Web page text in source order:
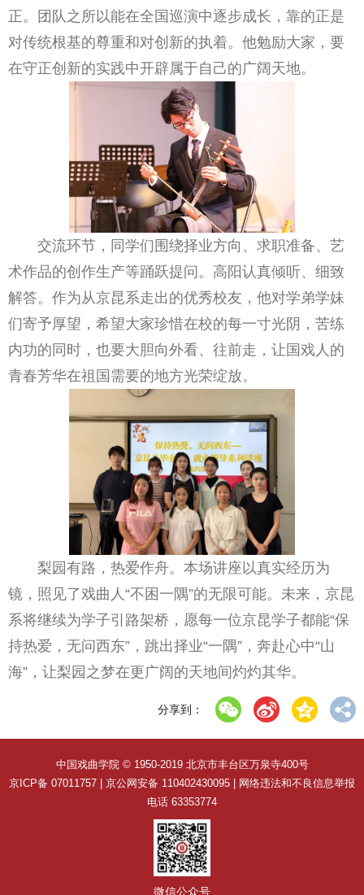
正。团队之所以能在全国巡演中逐步成长，靠的正是
对传统根基的尊重和对创新的执着。他勉励大家，要
在守正创新的实践中开辟属于自己的广阔天地。
交流环节，同学们围绕择业方向、求职准备、艺
术作品的创作生产等踊跃提问。高阳认真倾听、细致
解答。作为从京昆系走出的优秀校友，他对学弟学妹
们寄予厚望，希望大家珍惜在校的每一寸光阴，苦练
内功的同时，也要大胆向外看、往前走，让国戏人的
青春芳华在祖国需要的地方光荣绽放。
梨园有路，热爱作舟。本场讲座以真实经历为
镜，照见了戏曲人“不困一隅”的无限可能。未来，京昆
系将继续为学子引路架桥，愿每一位京昆学子都能“保
持热爱，无问西东”，跳出择业“一隅”，奔赴心中“山
海”，让梨园之梦在更广阔的天地间灼灼其华。
分享到：
中国戏曲学院 © 1950-2019 北京市丰台区万泉寺400号
京ICP备 07011757 | 京公网安备 110402430095 | 网络违法和不良信息举报
电话 63353774
微信公众号